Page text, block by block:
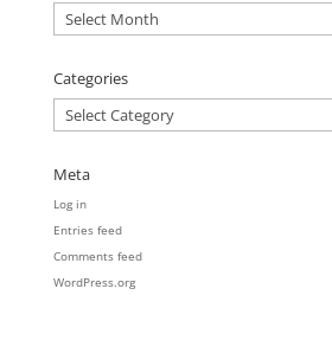
Archives
Categories
Categories
Meta
Log in
Entries feed
Comments feed
WordPress.org